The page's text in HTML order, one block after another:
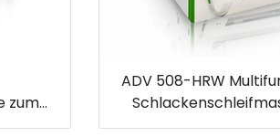
zum
ADV 508-HRW
Entfernung von